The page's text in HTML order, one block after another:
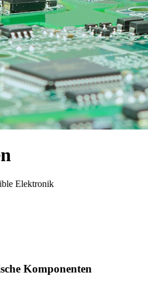
Elektronik
Komponenten